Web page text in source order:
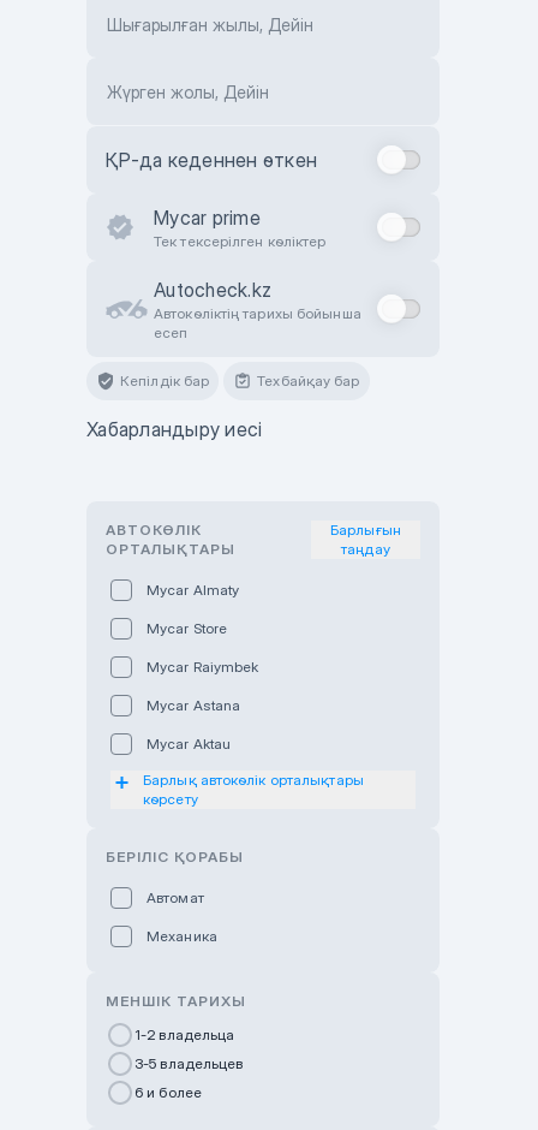
Шығарылған жылы, Дейін
Жүрген жолы, Дейін
ҚР-да кеденнен өткен
Mycar prime
Тек тексерілген көліктер
Autocheck.kz
Автокөліктің тарихы бойынша
есеп
Кепілдік бар Техбайқау бар
Хабарландыру иесі
АВТОКӨЛІК
ОРТАЛЫҚТАРЫ
Барлығын
таңдау
Mycar Almaty
Mycar Store
Mycar Raiymbek
Mycar Astana
Mycar Aktau
Mycar Uralsk
Haval & Tank Pavlodar
Bavaria Almaty
Mycar Shymkent
Changan Auto Nurly Zhol
Барлық автокөлік орталықтары
көрсету
БЕРІЛІС ҚОРАБЫ
Автомат
Механика
МЕНШІК ТАРИХЫ
1-2 владельца
3-5 владельцев
6 и более